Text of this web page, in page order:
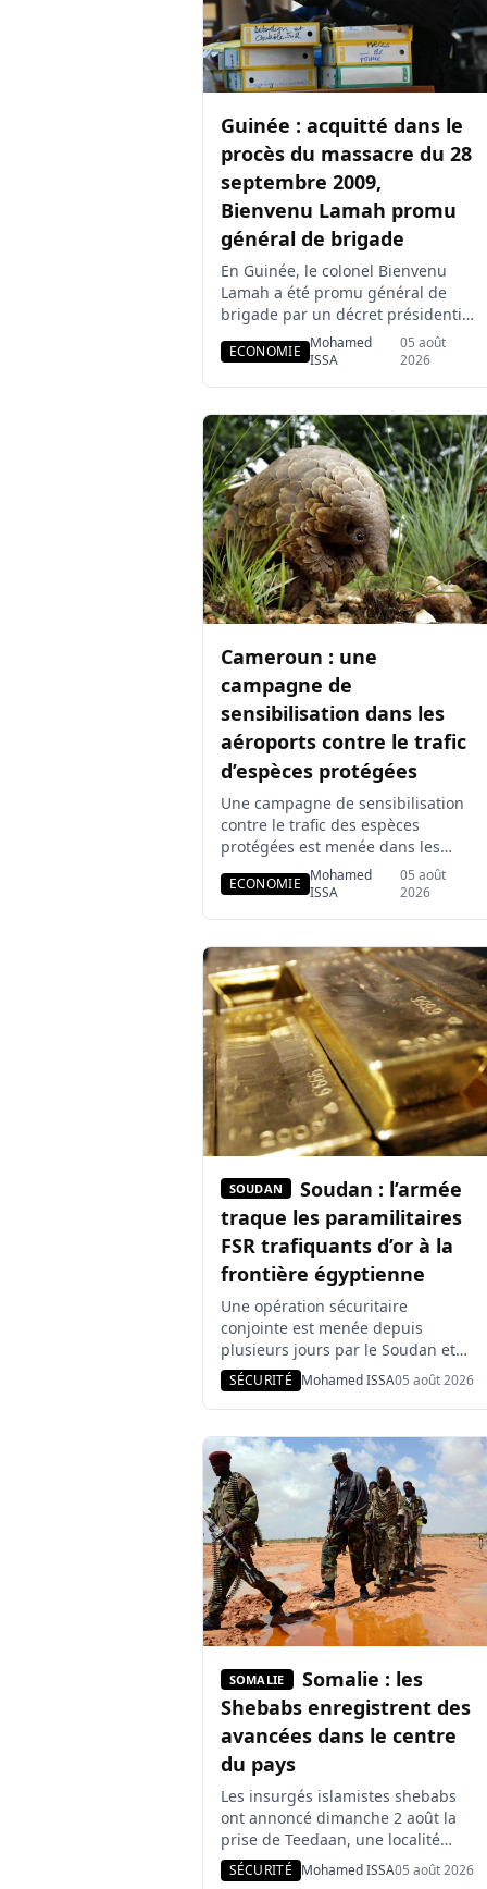
Guinée : acquitté dans le
procès du massacre du 28
septembre 2009,
Bienvenu Lamah promu
général de brigade
En Guinée, le colonel Bienvenu
Lamah a été promu général de
brigade par un décret présidentiel
signé lundi 3 août, quelques jours
seulement après son acquittement
intervient alors que les parties
civiles ont fait appel de la décision
rendue en première instance, ce
qui […]
ECONOMIE Mohamed
ISSA
05 août
2026
Cameroun : une
campagne de
sensibilisation dans les
aéroports contre le trafic
d’espèces protégées
Une campagne de sensibilisation
contre le trafic des espèces
protégées est menée dans les
aéroports internationaux de
Douala et de Yaoundé, à l’initiative
numériques interpellent les
voyageurs, tandis que les douanes
et les agents du ministère des
Forêts et de la Faune renforcent
les contrôles. À […]
ECONOMIE Mohamed
ISSA
05 août
2026
SOUDAN
Soudan : l’armée
traque les paramilitaires
FSR trafiquants d’or à la
frontière égyptienne
Une opération sécuritaire
conjointe est menée depuis
plusieurs jours par le Soudan et
l’Égypte de part et d’autre de leur
frontière afin de lutter contre les
réseaux de contrebande d’or. Cette
initiative intervient après la
décision du Conseil de sécurité et
de défense soudanais de prendre
des mesures renforcées contre un
trafic qui contribue largement […]
SÉCURITÉ Mohamed ISSA05 août 2026
SOMALIE
Somalie : les
Shebabs enregistrent des
avancées dans le centre
du pays
Les insurgés islamistes shebabs
ont annoncé dimanche 2 août la
prise de Teedaan, une localité
stratégique du centre de la
Somalie, après 24 heures de
SÉCURITÉ Mohamed ISSA05 août 2026